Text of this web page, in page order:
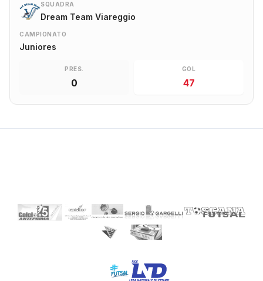
SQUADRA
Dream Team Viareggio
CAMPIONATO
Juniores
PRES.
0
GOL
47